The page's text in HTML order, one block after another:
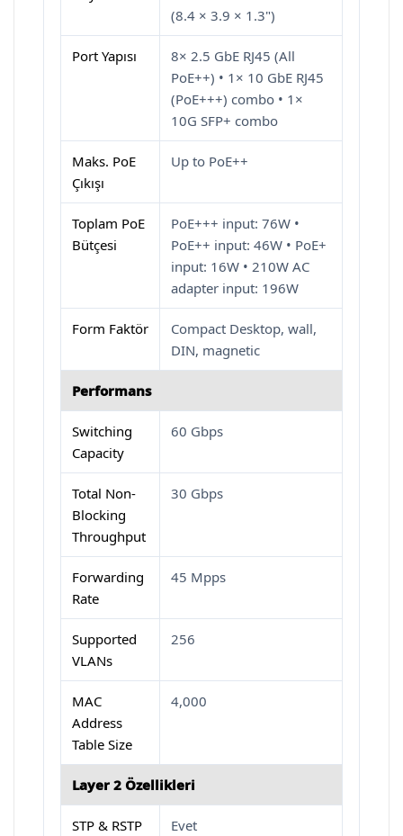
(8.4 × 3.9 × 1.3")
Port Yapısı
8× 2.5 GbE RJ45 (All
PoE++) • 1× 10 GbE RJ45
(PoE+++) combo • 1×
10G SFP+ combo
Maks. PoE
Çıkışı
Up to PoE++
Toplam PoE
Bütçesi
PoE+++ input: 76W •
PoE++ input: 46W • PoE+
input: 16W • 210W AC
adapter input: 196W
Form Faktör
Compact Desktop, wall,
DIN, magnetic
Performans
Switching
Capacity
60 Gbps
Total Non-
Blocking
Throughput
30 Gbps
Forwarding
Rate
45 Mpps
Supported
VLANs
256
MAC
Address
Table Size
4,000
Layer 2 Özellikleri
STP & RSTP Evet